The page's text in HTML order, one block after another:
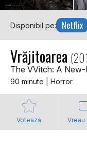
Disponibil pe: Netflix
Vrăjitoarea
The VVitch: A New-
90 minute | Horror
Votează Vreau